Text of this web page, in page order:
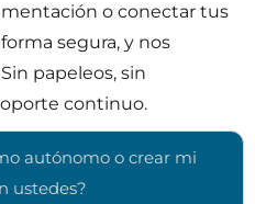
o conectar tus
segura, y nos
papeleos, sin
continuo.
autónomo o crear mi
ustedes?